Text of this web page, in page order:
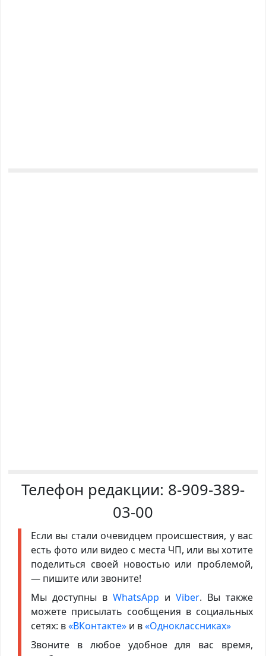
Телефон редакции: 8-909-389-
03-00
Если вы стали очевидцем происшествия, у вас
есть фото или видео с места ЧП, или вы хотите
поделиться своей новостью или проблемой,
— пишите или звоните!
Мы доступны в WhatsApp иViber. Вы также
можете присылать сообщения в социальных
сетях: в«ВКонтакте»и в«Одноклассниках»
Звоните в любое удобное для вас время,